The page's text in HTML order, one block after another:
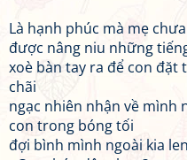
Là hạnh phúc mà mẹ
được nâng niu những
xoè bàn tay ra để con đặt
chãi
ngạc nhiên nhận về mình
con trong bóng tối
đợi bình mình ngoài kia